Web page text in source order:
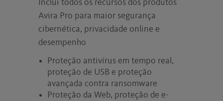
Inclui todos os recursos dos produtos
Avira Pro para maior segurança
cibernética, privacidade online e
desempenho
Proteção antivírus em tempo real,
proteção de USB e proteção
avançada contra ransomware
Proteção da Web, proteção de e-